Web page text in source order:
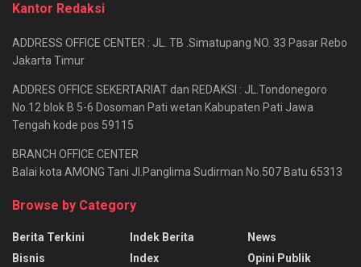
Kantor Redaksi
ADDRESS OFFICE CENTER : JL. TB .Simatupang NO. 33 Pasar Rebo
Jakarta Timur
ADDRES OFFICE SEKERTARIAT dan REDAKSI : JL.Tondonegoro
No.12 blok B 5-6 Dosoman Pati wetan Kabupaten Pati Jawa
Tengah kode pos 59115
BRANCH OFFICE CENTER
Balai kota AMONG Tani Jl.Panglima Sudirman No.507 Batu 65313
Browse by Category
Berita Terkini
Bisnis
Indek Berita
Index
News
Opini Publik